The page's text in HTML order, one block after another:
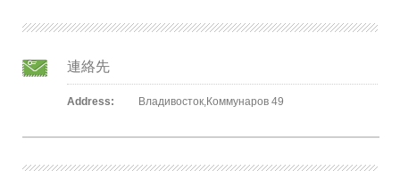
連絡先
Address: Владивосток,Коммунаров 49